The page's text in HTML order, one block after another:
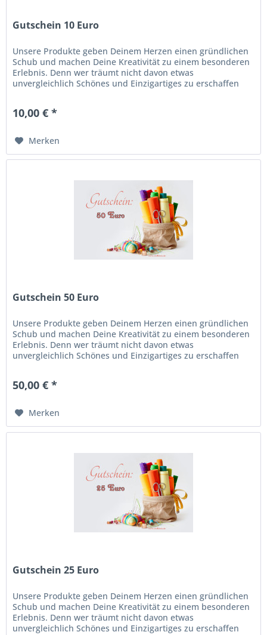
Gutschein 10 Euro
Unsere Produkte geben Deinem Herzen einen gründlichen
Schub und machen Deine Kreativität zu einem besonderen
Erlebnis. Denn wer träumt nicht davon etwas
unvergleichlich Schönes und Einzigartiges zu erschaffen
10,00 € *
Merken
Gutschein 50 Euro
Unsere Produkte geben Deinem Herzen einen gründlichen
Schub und machen Deine Kreativität zu einem besonderen
Erlebnis. Denn wer träumt nicht davon etwas
unvergleichlich Schönes und Einzigartiges zu erschaffen
50,00 € *
Merken
Gutschein 25 Euro
Unsere Produkte geben Deinem Herzen einen gründlichen
Schub und machen Deine Kreativität zu einem besonderen
Erlebnis. Denn wer träumt nicht davon etwas
unvergleichlich Schönes und Einzigartiges zu erschaffen